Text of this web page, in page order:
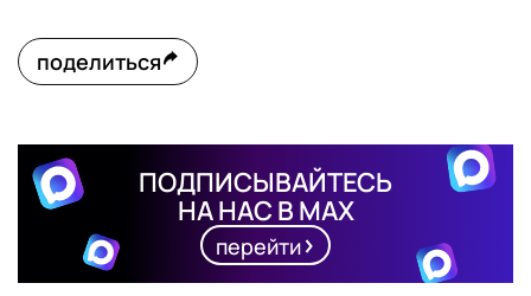
поделиться
ПОДПИСЫВАЙТЕСЬ
НА НАС В MAX
перейти